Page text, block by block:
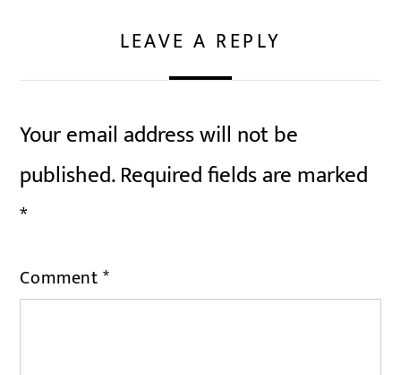
LEAVE A REPLY
Your email address will not be
published.Required fields are marked
*
Comment*